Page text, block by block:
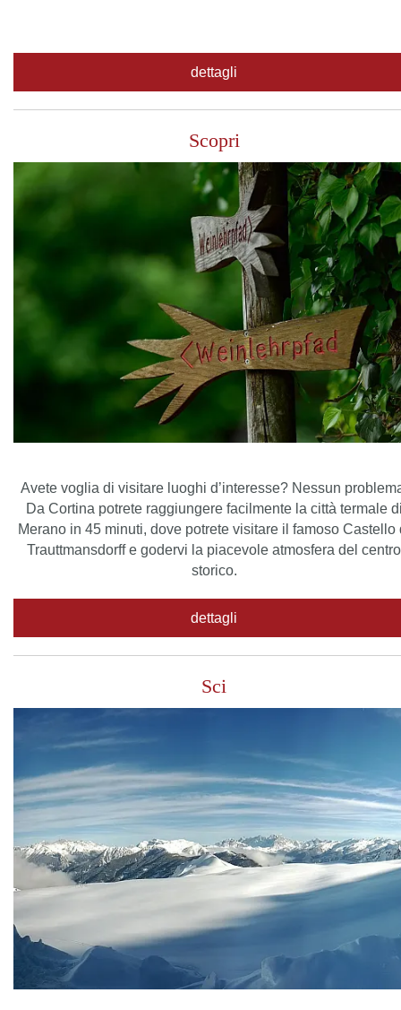
dettagli
Scopri
Avete voglia di visitare luoghi d’interesse? Nessun
Da Cortina potrete raggiungere facilmente la città termale
Merano in 45 minuti, dove potrete visitare il famoso Castello
Trauttmansdorff e godervi la piacevole atmosfera del centro
storico.
dettagli
Sci